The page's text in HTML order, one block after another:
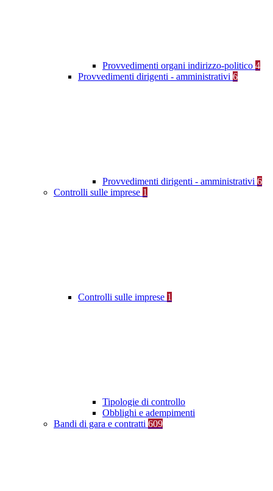
Provvedimenti organi indirizzo-politico 4
Provvedimenti dirigenti - amministrativi 6
Provvedimenti dirigenti - amministrativi 6
Controlli sulle imprese 1
Controlli sulle imprese 1
Tipologie di controllo
Obblighi e adempimenti
Bandi di gara e contratti 609